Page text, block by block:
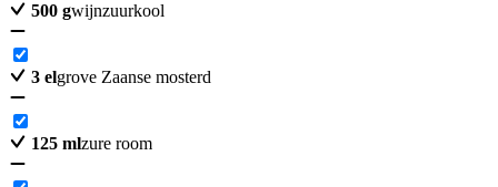
500 gwijnzuurkool
3 elgrove Zaanse mosterd
125 mlzure room